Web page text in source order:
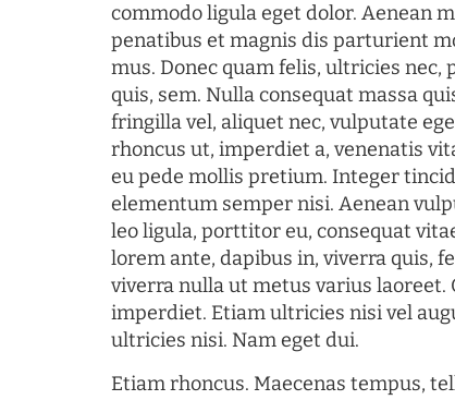
commodo ligula eget dolor. Aenean
penatibus et magnis dis parturient
mus. Donec quam felis, ultricies nec,
quis, sem. Nulla consequat massa
fringilla vel, aliquet nec, vulputate
rhoncus ut, imperdiet a, venenatis
eu pede mollis pretium. Integer
elementum semper nisi. Aenean
leo ligula, porttitor eu, consequat
lorem ante, dapibus in, viverra quis,
viverra nulla ut metus varius
imperdiet. Etiam ultricies nisi vel
ultricies nisi. Nam eget dui.
Etiam rhoncus. Maecenas tempus,